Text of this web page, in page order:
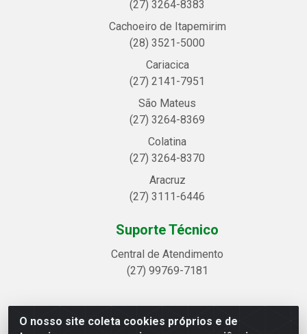
O nosso site coleta cookies próprios e de
(27) 3264-8383
Cachoeiro de Itapemirim
(28) 3521-5000
Cariacica
(27) 2141-7951
São Mateus
(27) 3264-8369
Colatina
(27) 3264-8370
Aracruz
(27) 3111-6446
Suporte Técnico
Central de Atendimento
(27) 99769-7181
Linhavix Distribuidora LTDA - Avenida Alegre, 2521 -